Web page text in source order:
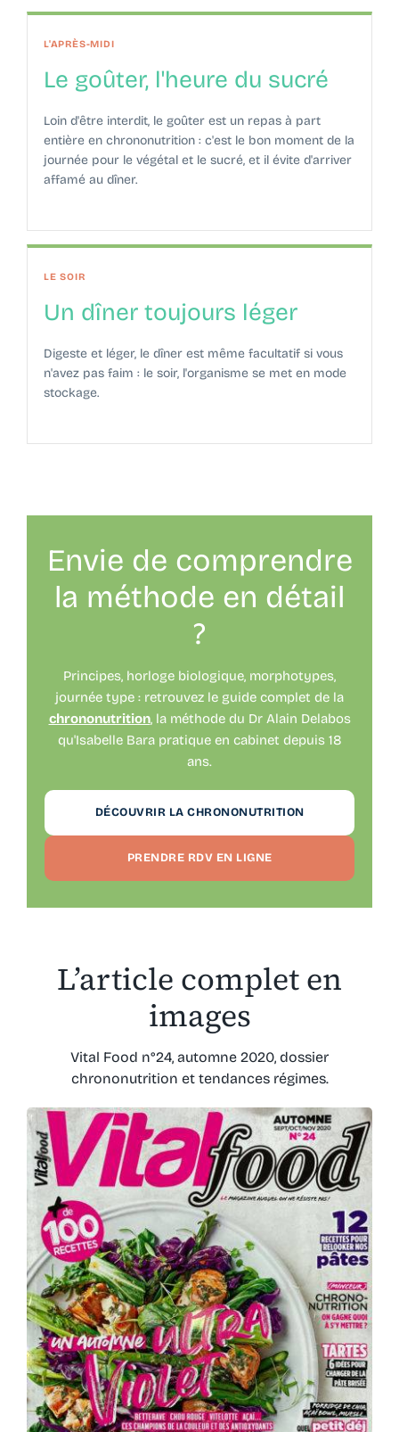
L'APRÈS-MIDI
Le goûter, l'heure du sucré
Loin d'être interdit, le goûter est un repas à part
entière en chrononutrition : c'est le bon moment de la
journée pour le végétal et le sucré, et il évite d'arriver
affamé au dîner.
LE SOIR
Un dîner toujours léger
Digeste et léger, le dîner est même facultatif si vous
n'avez pas faim : le soir, l'organisme se met en mode
stockage.
Envie de comprendre
la méthode en détail
?
Principes, horloge biologique, morphotypes,
journée type : retrouvez le guide complet de la
chrononutrition, la méthode du Dr Alain Delabos
qu'Isabelle Bara pratique en cabinet depuis 18
ans.
DÉCOUVRIR LA CHRONONUTRITION
PRENDRE RDV EN LIGNE
L’article complet en
images
Vital Food n°24, automne 2020, dossier
chrononutrition et tendances régimes.